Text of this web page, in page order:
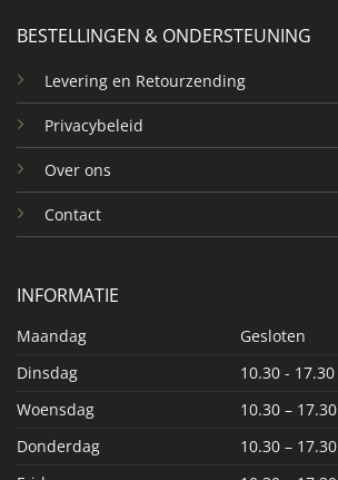
BESTELLINGEN & ONDERSTEUNING
Levering en Retourzending
Privacybeleid
Over ons
Contact
INFORMATIE
Maandag
Gesloten
Dinsdag
10.30 - 17.30
Woensdag
10.30 – 17.30
Donderdag
10.30 – 17.30